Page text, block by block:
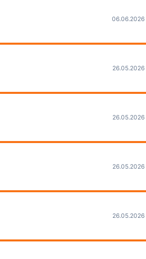
06.06.2026
26.05.2026
26.05.2026
26.05.2026
26.05.2026